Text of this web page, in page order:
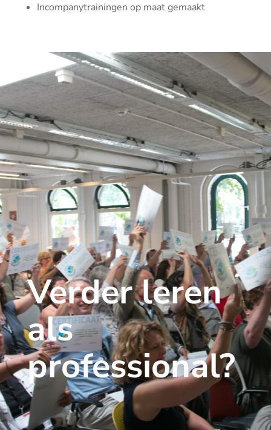
Incompanytrainingen op maat gemaakt
Verder leren
als
professional?